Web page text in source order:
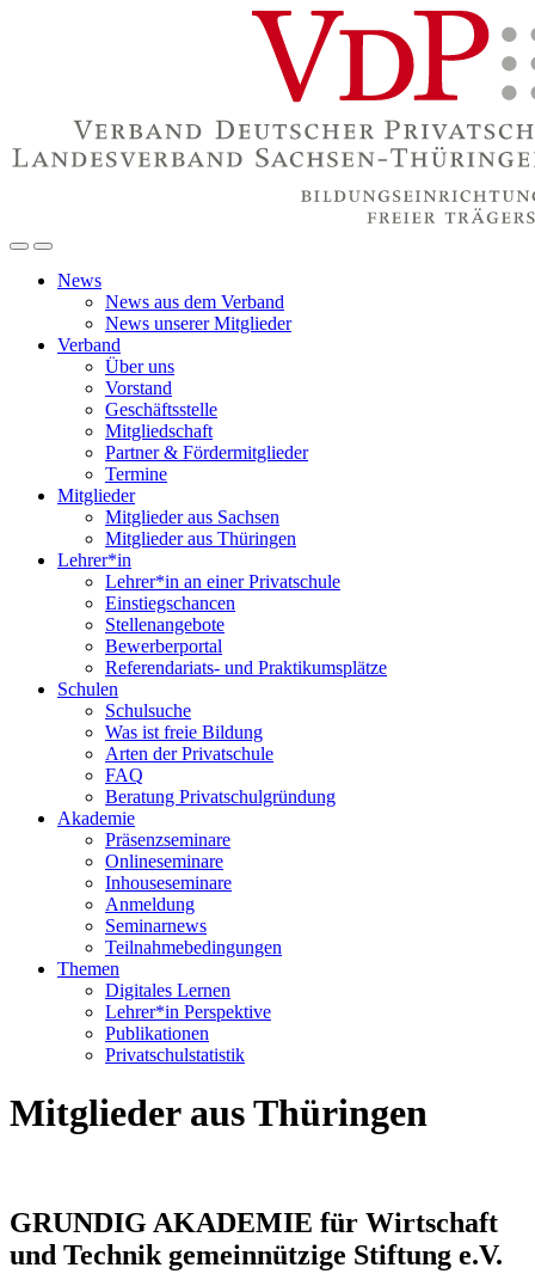
News
News aus dem Verband
News unserer Mitglieder
Verband
Über uns
Vorstand
Geschäftsstelle
Mitgliedschaft
Partner & Fördermitglieder
Termine
Mitglieder
Mitglieder aus Sachsen
Mitglieder aus Thüringen
Lehrer*in
Lehrer*in an einer Privatschule
Einstiegschancen
Stellenangebote
Bewerberportal
Referendariats- und Praktikumsplätze
Schulen
Schulsuche
Was ist freie Bildung
Arten der Privatschule
FAQ
Beratung Privatschulgründung
Akademie
Präsenzseminare
Onlineseminare
Inhouseseminare
Anmeldung
Seminarnews
Teilnahmebedingungen
Themen
Digitales Lernen
Lehrer*in Perspektive
Publikationen
Privatschulstatistik
Mitglieder aus Thüringen
GRUNDIG AKADEMIE für Wirtschaft
und Technik gemeinnützige Stiftung e.V.